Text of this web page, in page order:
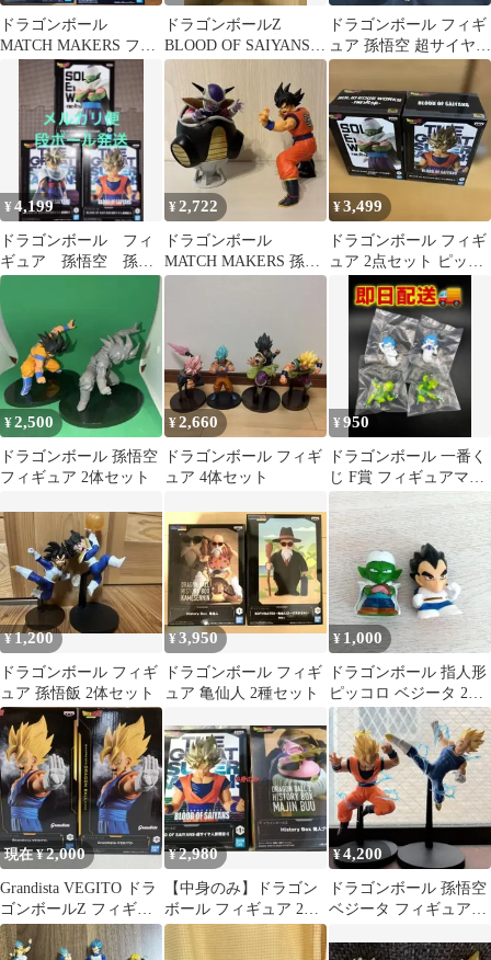
ドラゴンボール
MATCH MAKERS フィ
ギュア 3種セット
ドラゴンボールZ
BLOOD OF SAIYANS
フィギュア孫悟空4個
ドラゴンボール フィギ
ュア 孫悟空 超サイヤ人
2体セット
¥4,199
ドラゴンボール フィ
ギュア 孫悟空 孫悟
飯 ピッコロ
¥2,722
ドラゴンボール
MATCH MAKERS 孫悟
空 フリーザ フィギュ
¥3,499
ドラゴンボール フィギ
ュア 2点セット ピッコ
ロ 最新超サイヤ人孫悟
¥2,500
ドラゴンボール 孫悟空
フィギュア 2体セット
¥2,660
ドラゴンボール フィギ
ュア 4体セット
¥950
ドラゴンボール 一番く
じ F賞 フィギュアマグ
ネット コンプリート
セット
¥1,200
ドラゴンボール フィギ
ュア 孫悟飯 2体セット
¥3,950
ドラゴンボール フィギ
ュア 亀仙人 2種セット
¥ 1,000
ドラゴンボール 指人形
ピッコロ ベジータ 2体
セット
現在 ¥2,000
Grandista VEGITO ドラ
ゴンボールZ フィギュ
ア 2個セット
¥2,980
【中身のみ】ドラゴン
ボール フィギュア 2個
セット 孫悟空 魔人ブウ
¥4,200
ドラゴンボール 孫悟空
ベジータ フィギュアセ